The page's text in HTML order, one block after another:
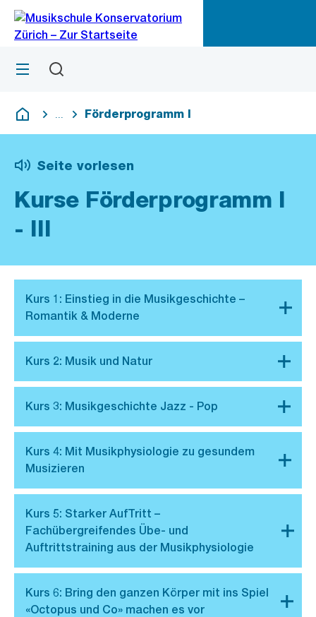
Navigation
Sprunglink
Menü
Deutsch
Blende alle Breadcrumbs ein
Förderprogramm I
Seite vorlesen
Kurse Förderprogramm I
- III